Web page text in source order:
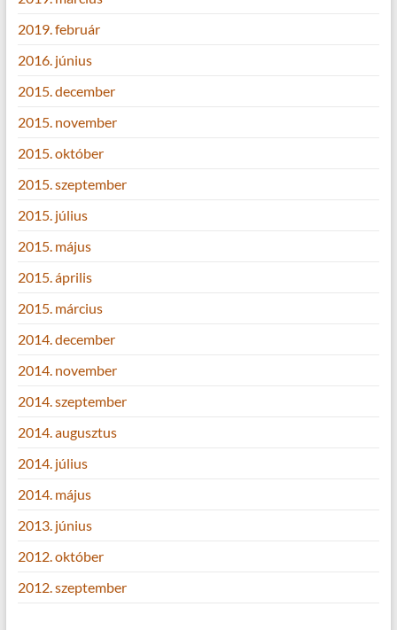
2019. február
2016. június
2015. december
2015. november
2015. október
2015. szeptember
2015. július
2015. május
2015. április
2015. március
2014. december
2014. november
2014. szeptember
2014. augusztus
2014. július
2014. május
2013. június
2012. október
2012. szeptember